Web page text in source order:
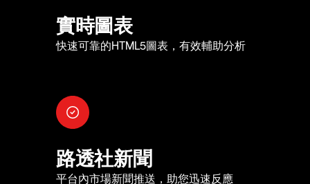
實時圖表
快速可靠的HTML5圖表，有效輔助分析
路透社新聞
平台內市場新聞推送，助您迅速反應